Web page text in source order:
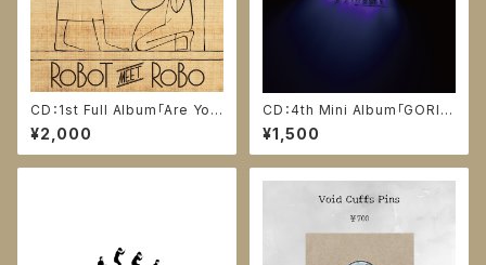
CD：1st Full Album「Are You
ROBO ?」
¥2,000
CD：4th Mini Album「GORIL
LA」
¥1,500